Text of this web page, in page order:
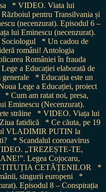
* VIDEO. Viata lui
pentru Transilvania și
(necenzurat). Episodul 6 –
lui Eminescu (necenzurat).
* Un cadou de
români! Antologia
României în frauda
a Educației elaborată de
* Educația este un
Lege a Educației, proiect
* Cum am ratat noi, presa,
Eminescu (Necenzurat).
străine
* VIDEO. Viața lui
fatidică
* Ce căuta, pe 19
VLADIMIR PUTIN la
* Scandalul coronavirus
„TREZEȘTE-TE,
Legea Cojocaru,
CETĂȚENILOR
*
singurii europeni
*
Episodul 8 – Conspirația